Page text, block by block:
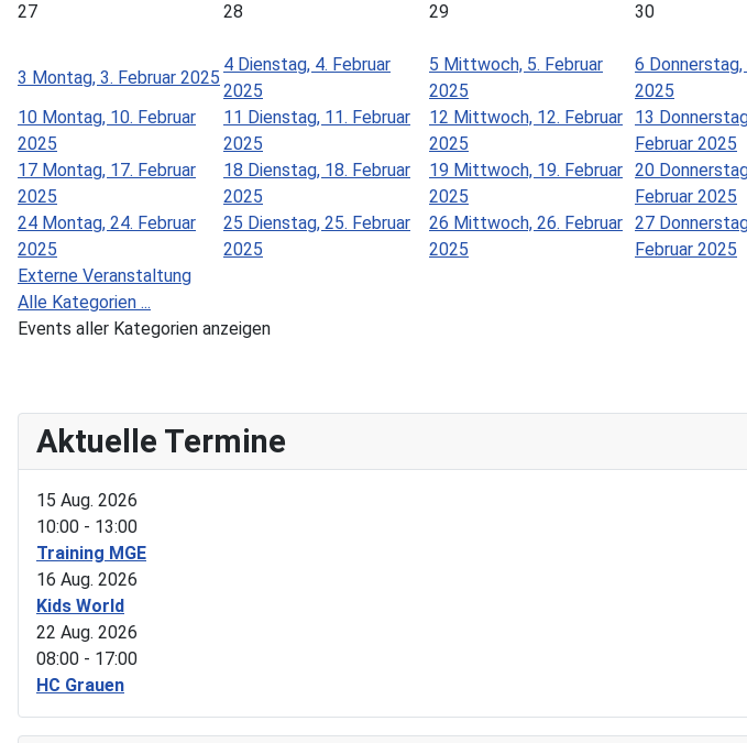
27
28 29 30
3 Montag, 3. Februar 2025
4 Dienstag, 4. Februar
2025
5 Mittwoch, 5. Februar
2025
6
2025
10 Montag, 10. Februar
2025
11 Dienstag, 11. Februar
2025
12 Mittwoch, 12. Februar
2025
13
Februar 2025
17 Montag, 17. Februar
2025
18 Dienstag, 18. Februar
2025
19 Mittwoch, 19. Februar
2025
20
Februar 2025
24 Montag, 24. Februar
2025
25 Dienstag, 25. Februar
2025
26 Mittwoch, 26. Februar
2025
27
Februar 2025
Externe Veranstaltung
Alle Kategorien ...
Events aller Kategorien anzeigen
Aktuelle Termine
15 Aug. 2026
10:00 - 13:00
Training MGE
16 Aug. 2026
Kids World
22 Aug. 2026
08:00 - 17:00
HC Grauen